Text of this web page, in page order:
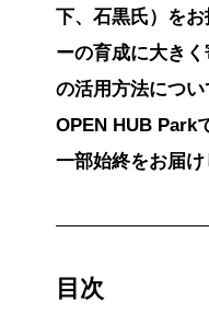
下、石黒氏）を
ーの育成に大き
の活用方法につい
OPEN HUB Park
一部始終をお届け
目次